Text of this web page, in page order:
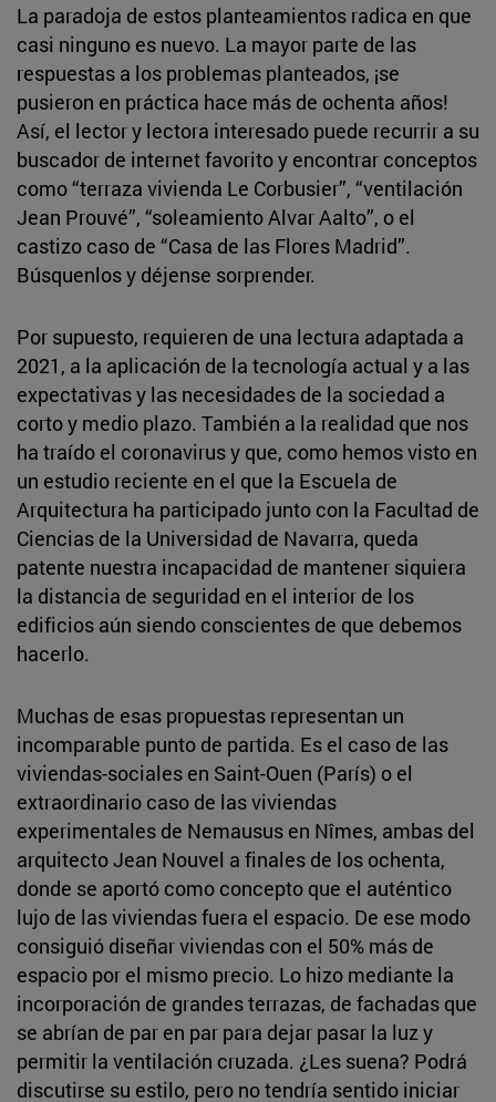
La paradoja de estos planteamientos radica en que
casi ninguno es nuevo. La mayor parte de las
respuestas a los problemas planteados, ¡se
pusieron en práctica hace más de ochenta años!
Así, el lector y lectora interesado puede recurrir a su
buscador de internet favorito y encontrar conceptos
como “terraza vivienda Le Corbusier”, “ventilación
Jean Prouvé”, “soleamiento Alvar Aalto”, o el
castizo caso de “Casa de las Flores Madrid”.
Búsquenlos y déjense sorprender.
Por supuesto, requieren de una lectura adaptada a
2021, a la aplicación de la tecnología actual y a las
expectativas y las necesidades de la sociedad a
corto y medio plazo. También a la realidad que nos
ha traído el coronavirus y que, como hemos visto en
un estudio reciente en el que la Escuela de
Arquitectura ha participado junto con la Facultad de
Ciencias de la Universidad de Navarra, queda
patente nuestra incapacidad de mantener siquiera
la distancia de seguridad en el interior de los
edificios aún siendo conscientes de que debemos
hacerlo.
Muchas de esas propuestas representan un
incomparable punto de partida. Es el caso de las
viviendas-sociales en Saint-Ouen (París) o el
extraordinario caso de las viviendas
experimentales de Nemausus en Nîmes, ambas del
arquitecto Jean Nouvel a finales de los ochenta,
donde se aportó como concepto que el auténtico
lujo de las viviendas fuera el espacio. De ese modo
consiguió diseñar viviendas con el 50% más de
espacio por el mismo precio. Lo hizo mediante la
incorporación de grandes terrazas, de fachadas que
se abrían de par en par para dejar pasar la luz y
permitir la ventilación cruzada. ¿Les suena? Podrá
discutirse su estilo, pero no tendría sentido iniciar